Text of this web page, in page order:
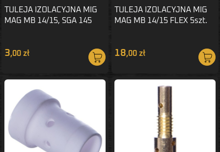
TULEJA IZOLACYJNA MIG
MAG MB 14/15, SGA 145
3,00 zł
TULEJA IZOLACYJNA MIG
MAG MB 14/15 FLEX 5szt.
18,00 zł